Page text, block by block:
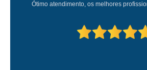
profissionais de Sorocaba.